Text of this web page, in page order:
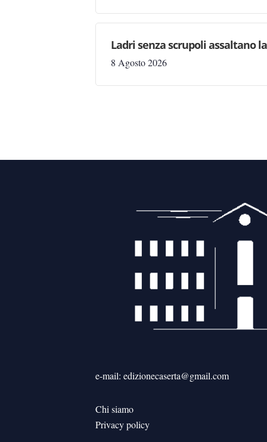
Ladri senza scrupoli assaltano
8 Agosto 2026
e-mail: edizionecaserta@gmail.com
Chi siamo
Privacy policy